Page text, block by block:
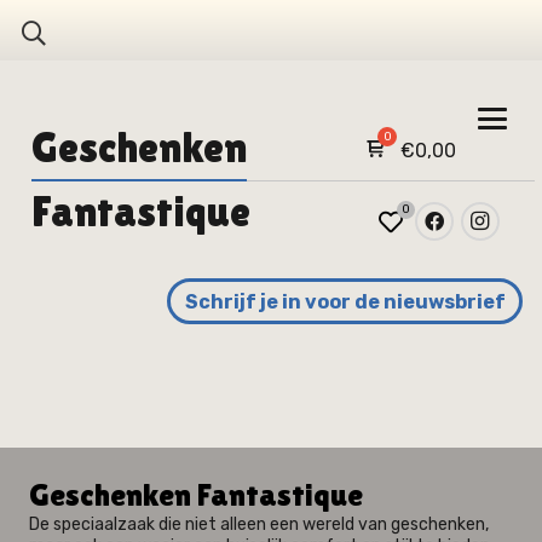
Geschenken €0,00
Fantastique 0
Schrijf je in voor de nieuwsbrief
Geschenken Fantastique
De speciaalzaak die niet alleen een wereld van geschenken,